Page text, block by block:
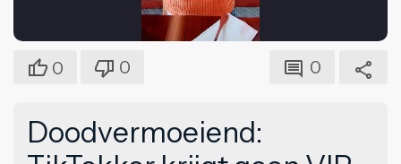
0 0 0
Doodvermoeiend: